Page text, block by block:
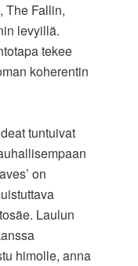
The Fallin,
levyillä.
tekee
koherentin
tuntuivat
on
Laulun
himolle, anna